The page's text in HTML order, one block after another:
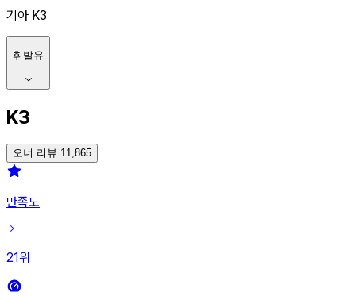
기아 K3
휘발유
K3
오너 리뷰 11,865
만족도
21위